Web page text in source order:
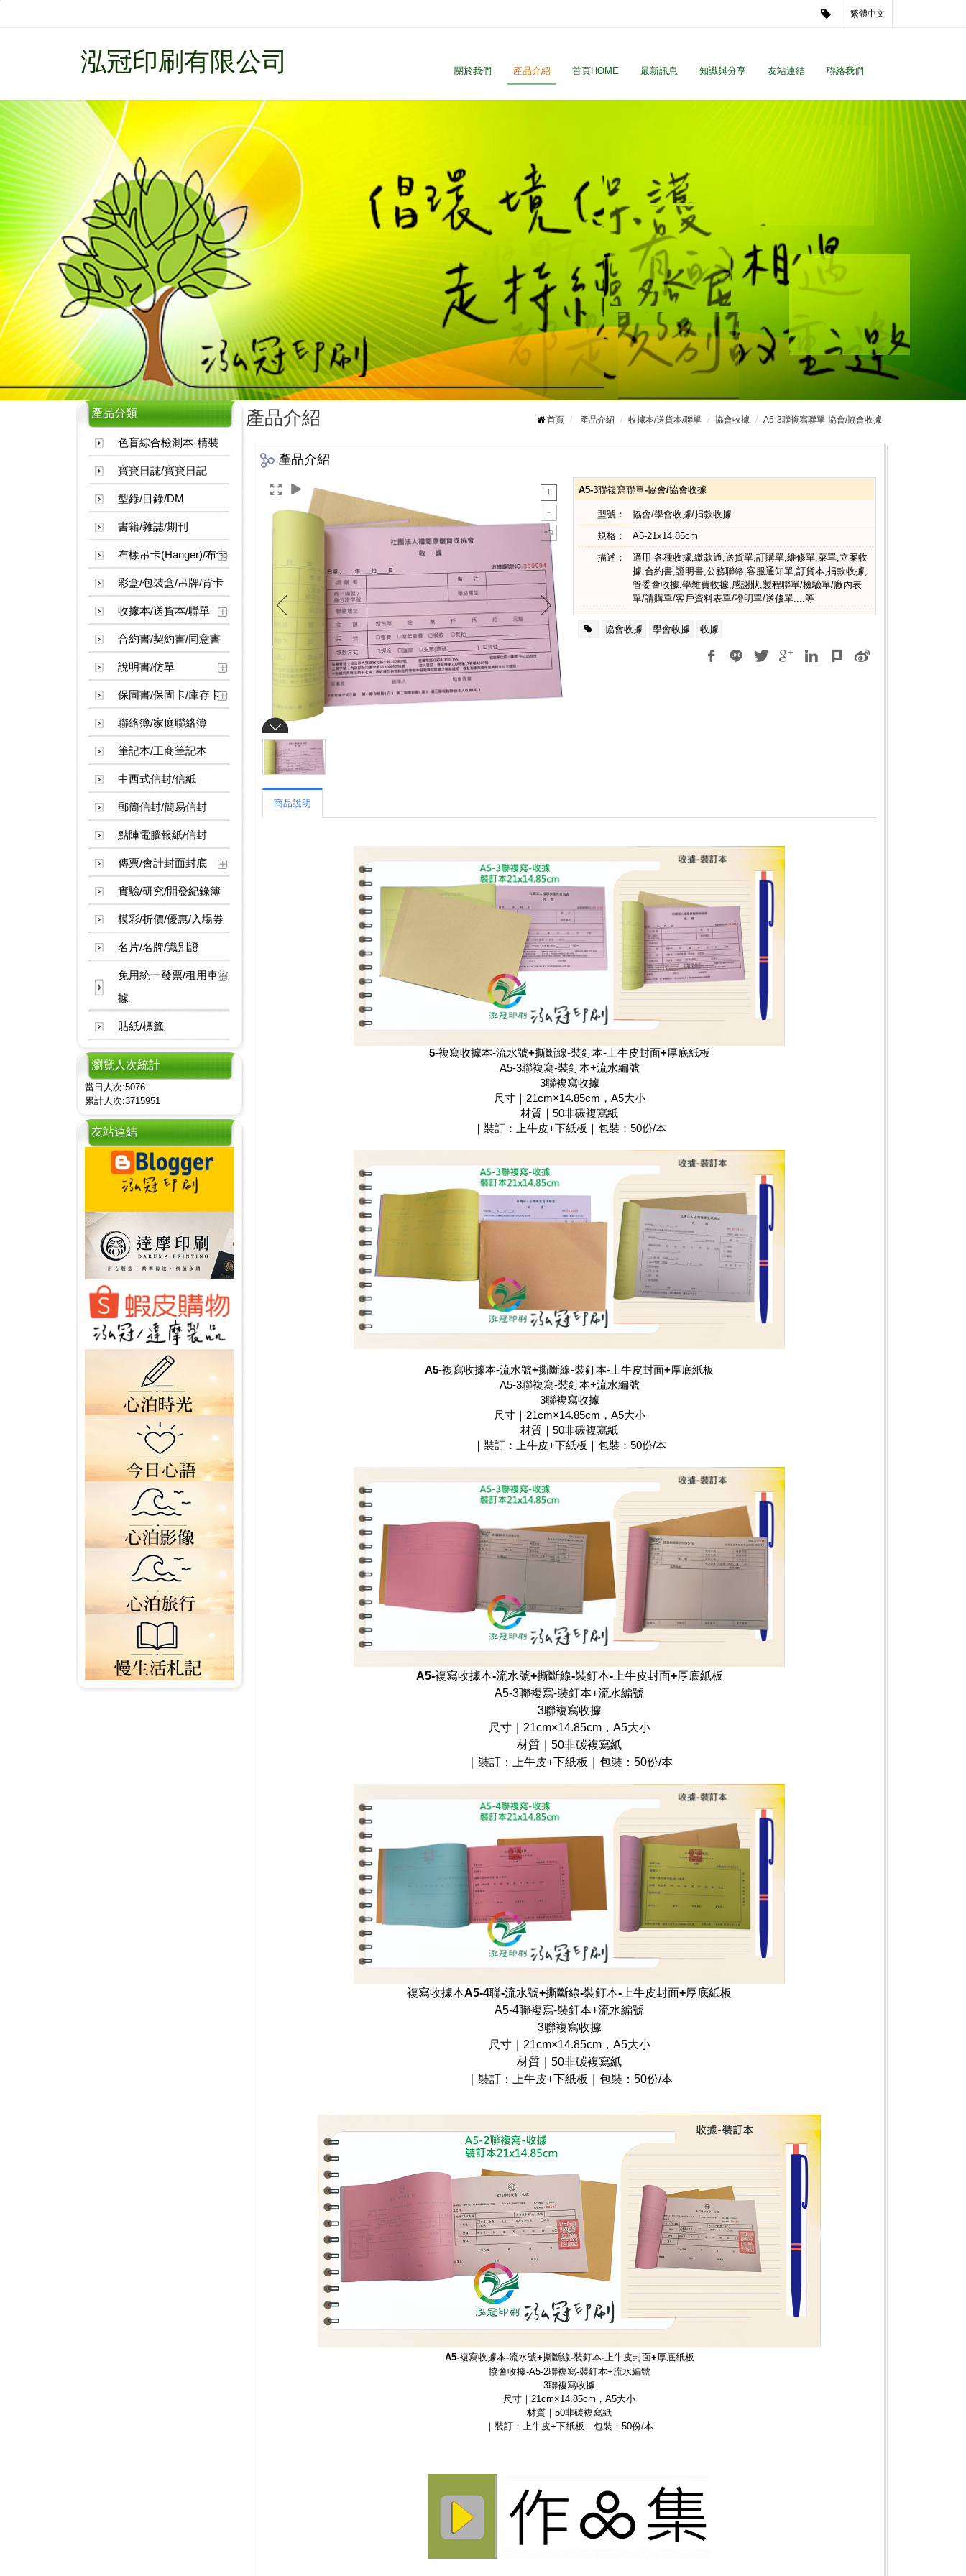
繁體中文
泓冠印刷有限公司 關於我們 產品介紹 首頁HOME 最新訊息 知識與分享 友站連結 聯絡我們
產品分類
色盲綜合檢測本-精裝
寶寶日誌/寶寶日記
型錄/目錄/DM
書籍/雜誌/期刊
布樣吊卡(Hanger)/布卡
彩盒/包裝盒/吊牌/背卡
收據本/送貨本/聯單
合約書/契約書/同意書
說明書/仿單
保固書/保固卡/庫存卡
聯絡簿/家庭聯絡簿
筆記本/工商筆記本
中西式信封/信紙
郵簡信封/簡易信封
點陣電腦報紙/信封
傳票/會計封面封底
實驗/研究/開發紀錄簿
模彩/折價/優惠/入場券
名片/名牌/識別證
免用統一發票/租用車收
據
貼紙/標籤
瀏覽人次統計
當日人次:5076
累計人次:3715951
友站連結
產品介紹 首頁 產品介紹 收據本/送貨本/聯單 協會收據 A5-3聯複寫聯單-協會/協會收據
產品介紹
A5-3聯複寫聯單-協會/協會收據
型號：
協會/學會收據/捐款收據
規格：
A5-21x14.85cm
描述：
適用-各種收據,繳款通,送貨單,訂購單,維修單,菜單,立案收
據,合約書,證明書,公務聯絡,客服通知單,訂貨本,捐款收據,
管委會收據,學雜費收據,感謝狀,製程聯單/檢驗單/廠內表
單/請購單/客戶資料表單/證明單/送修單....等
協會收據 學會收據 收據
商品說明
5-複寫收據本-流水號+撕斷線-裝釘本-上牛皮封面+厚底紙板
A5-3聯複寫-裝釘本+流水編號
3聯複寫收據
尺寸｜21cm×14.85cm，A5大小
材質｜50非碳複寫紙
｜裝訂：上牛皮+下紙板｜包裝：50份/本
A5-複寫收據本-流水號+撕斷線-裝釘本-上牛皮封面+厚底紙板
A5-3聯複寫-裝釘本+流水編號
3聯複寫收據
尺寸｜21cm×14.85cm，A5大小
材質｜50非碳複寫紙
｜裝訂：上牛皮+下紙板｜包裝：50份/本
A5-複寫收據本-流水號+撕斷線-裝釘本-上牛皮封面+厚底紙板
A5-3聯複寫-裝釘本+流水編號
3聯複寫收據
尺寸｜21cm×14.85cm，A5大小
材質｜50非碳複寫紙
｜裝訂：上牛皮+下紙板｜包裝：50份/本
複寫收據本A5-4聯-流水號+撕斷線-裝釘本-上牛皮封面+厚底紙板
A5-4聯複寫-裝釘本+流水編號
3聯複寫收據
尺寸｜21cm×14.85cm，A5大小
材質｜50非碳複寫紙
｜裝訂：上牛皮+下紙板｜包裝：50份/本
A5-複寫收據本-流水號+撕斷線-裝釘本-上牛皮封面+厚底紙板
協會收據-A5-2聯複寫-裝釘本+流水編號
3聯複寫收據
尺寸｜21cm×14.85cm，A5大小
材質｜50非碳複寫紙
｜裝訂：上牛皮+下紙板｜包裝：50份/本